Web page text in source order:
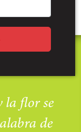
la flor se
de